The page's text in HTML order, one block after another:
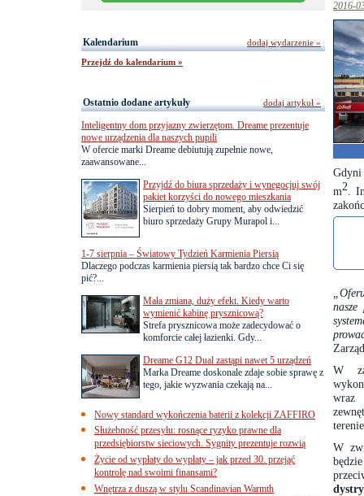
2016-
Gdyni
m2 .
nasze
W
wraz
W
Kalendarium
Przejdź do kalendarium »
dodaj wydarzenie »
Ostatnio dodane artykuły
Inteligentny dom przyjazny zwierzętom. Dreame prezentuje
nowe urządzenia dla naszych pupili
W ofercie marki Dreame debiutują zupełnie nowe,
zaawansowane...
Przyjdź do biura sprzedaży i wynegocjuj swój
pakiet korzyści do nowego mieszkania
Sierpień to dobry moment, aby odwiedzić
biuro sprzedaży Grupy Murapol i...
1-7 sierpnia – Światowy Tydzień Karmienia Piersią
Dlaczego podczas karmienia piersią tak bardzo chce Ci się
pić?...
Mała zmiana, duży efekt. Kiedy warto
wymienić kabinę prysznicową?
Strefa prysznicowa może zadecydować o
komforcie całej łazienki. Gdy...
Dreame G12 Dual zastąpi nawet 5 urządzeń
Marka Dreame doskonale zdaje sobie sprawę z
tego, jakie wyzwania czekają na...
Nowy standard wykończenia baterii z kolekcji ZAFFIRO
Służebność przesyłu: rosnące ryzyko prawne dla
przedsiębiorstw sieciowych. Sygnity prezentuje rozwią
Życie od wypłaty do wypłaty – jak przed 30. przejąć
kontrolę nad swoimi finansami?
Wnętrza z duszą w stylu Scandinavian Warmth
dodaj artykuł »